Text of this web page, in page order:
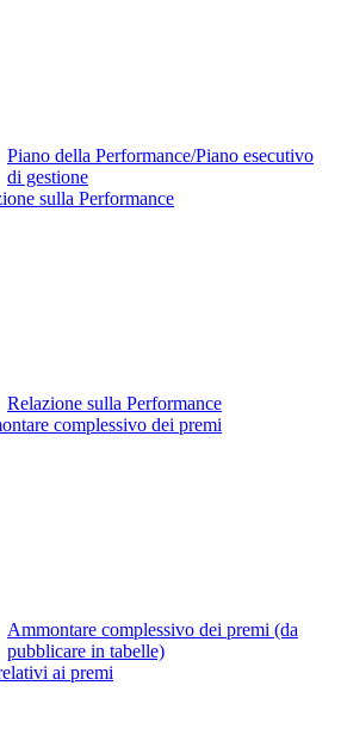
Piano della Performance/Piano esecutivo
di gestione
sulla Performance
Relazione sulla Performance
complessivo dei premi
Ammontare complessivo dei premi (da
pubblicare in tabelle)
ai premi